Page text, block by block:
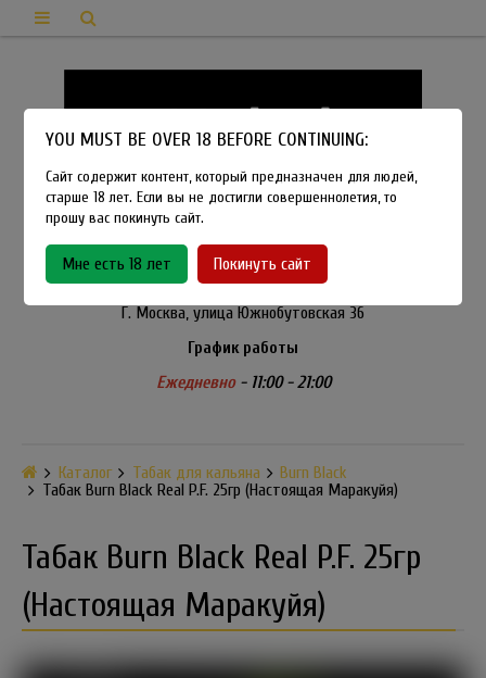
8-915-450-21-92
Розничный магазин Method Vapeshop
Г. Москва, улица Южнобутовская 36
График работы
Ежедневно- 11:00 - 21:00
Каталог Табак для кальяна
Burn Black
Табак Burn Black Real P.F. 25гр (Настоящая Маракуйя)
Табак Burn Black Real P.F. 25гр
(Настоящая Маракуйя)
YOU MUST BE OVER 18 BEFORE CONTINUING:
Сайт содержит контент, который предназначен для людей,
старше 18 лет. Если вы не достигли совершеннолетия, то
прошу вас покинуть сайт.
Мне есть 18 лет Покинуть сайт